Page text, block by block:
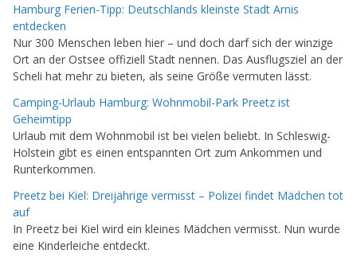
Hamburg Ferien-Tipp: Deutschlands kleinste Stadt Arnis
entdecken
Nur 300 Menschen leben hier – und doch darf sich der winzige
Ort an der Ostsee offiziell Stadt nennen. Das Ausflugsziel an der
Scheli hat mehr zu bieten, als seine Größe vermuten lässt.
Camping-Urlaub Hamburg: Wohnmobil-Park Preetz ist
Geheimtipp
Urlaub mit dem Wohnmobil ist bei vielen beliebt. In Schleswig-
Holstein gibt es einen entspannten Ort zum Ankommen und
Runterkommen.
Preetz bei Kiel: Dreijährige vermisst – Polizei findet Mädchen tot
auf
In Preetz bei Kiel wird ein kleines Mädchen vermisst. Nun wurde
eine Kinderleiche entdeckt.